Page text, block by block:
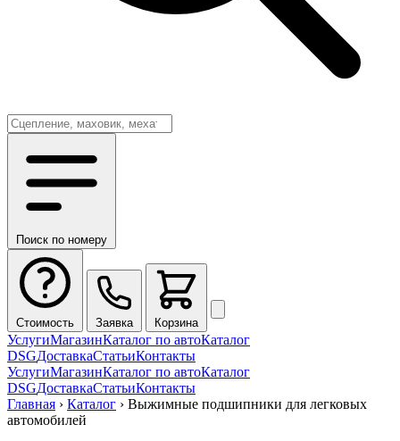
Поиск по номеру
Стоимость Заявка Корзина
УслугиМагазинКаталог по автоКаталог
DSGДоставкаСтатьиКонтакты
УслугиМагазинКаталог по автоКаталог
DSGДоставкаСтатьиКонтакты
Главная › Каталог › Выжимные подшипники для легковых
автомобилей